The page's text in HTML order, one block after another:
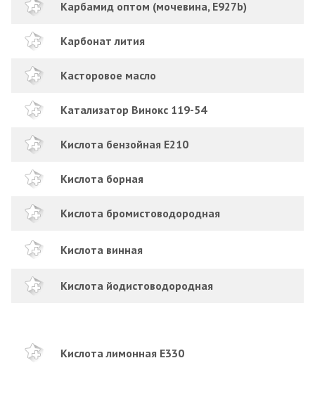
Карбамид оптом (мочевина, E927b)
Карбонат лития
Касторовое масло
Катализатор Винокс 119-54
Кислота бензойная Е210
Кислота борная
Кислота бромистоводородная
Кислота винная
Кислота йодистоводородная
Кислота лимонная Е330